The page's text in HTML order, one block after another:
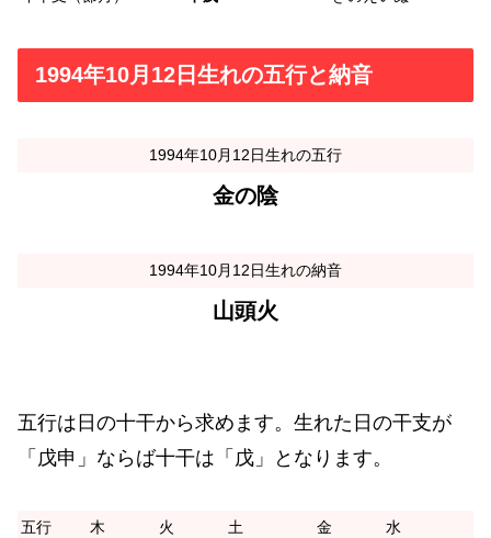
1994年10月12日生れの五行と納音
1994年10月12日生れの五行
金の陰
1994年10月12日生れの納音
山頭火
五行は日の十干から求めます。生れた日の干支が
「戊申」ならば十干は「戊」となります。
五行 木 火 土 金
水